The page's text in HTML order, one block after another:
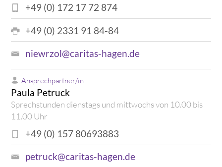
+49 (0) 172 17 72 874
+49 (0) 2331 91 84-84
niewrzol@caritas-hagen.de
Ansprechpartner/in
Paula Petruck
Sprechstunden dienstags und mittwochs von 10.00 bis
11.00 Uhr
+49 (0) 157 80693883
petruck@caritas-hagen.de